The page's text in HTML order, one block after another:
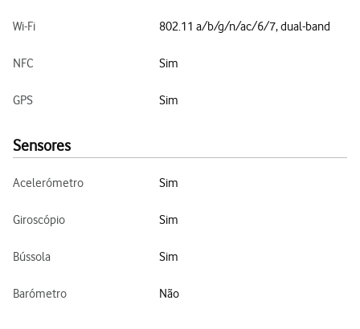
Wi-Fi 802.11 a/b/g/n/ac/6/7, dual-band
NFC Sim
GPS Sim
Sensores
Acelerómetro Sim
Giroscópio Sim
Bússola Sim
Barómetro Não